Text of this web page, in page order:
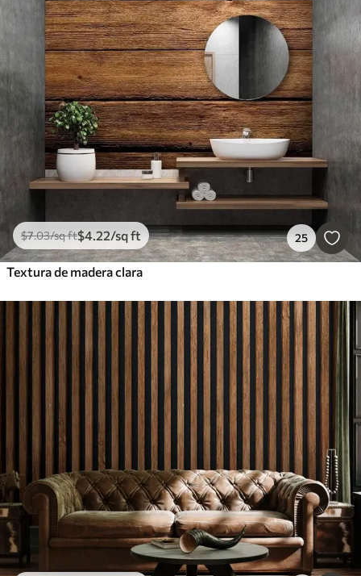
$7.03/sq ft$4.22/sq ft 25
Textura de madera clara